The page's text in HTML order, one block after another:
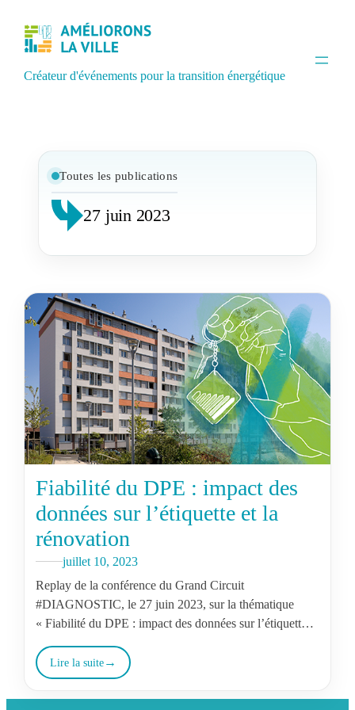
Créateur d'événements pour la transition énergétique
Toutes les publications
27 juin 2023
Fiabilité du DPE : impact des
données sur l’étiquette et la
rénovation
juillet 10, 2023
Replay de la conférence du Grand Circuit
#DIAGNOSTIC, le 27 juin 2023, sur la thématique
« Fiabilité du DPE : impact des données sur l’étiquette et
Lire la suite